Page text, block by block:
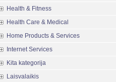
Health & Fitness
Health Care & Medical
Home Products & Services
Internet Services
Kita kategorija
Laisvalaikis